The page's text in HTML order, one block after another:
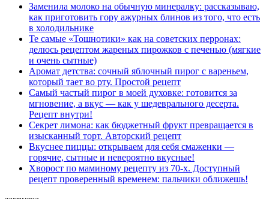
Заменила молоко на обычную минералку: рассказываю,
как приготовить гору ажурных блинов из того, что есть
в холодильнике
Те самые «Тошнотики» как на советских перронах:
делюсь рецептом жареных пирожков с печенью (мягкие
и очень сытные)
Аромат детства: сочный яблочный пирог с вареньем,
который тает во рту. Простой рецепт
Самый частый пирог в моей духовке: готовится за
мгновение, а вкус — как у шедеврального десерта.
Рецепт внутри!
Секрет лимона: как бюджетный фрукт превращается в
изысканный торт. Авторский рецепт
Вкуснее пиццы: открываем для себя смаженки —
горячие, сытные и невероятно вкусные!
Хворост по маминому рецепту из 70-х. Доступный
рецепт проверенный временем: пальчики оближешь!